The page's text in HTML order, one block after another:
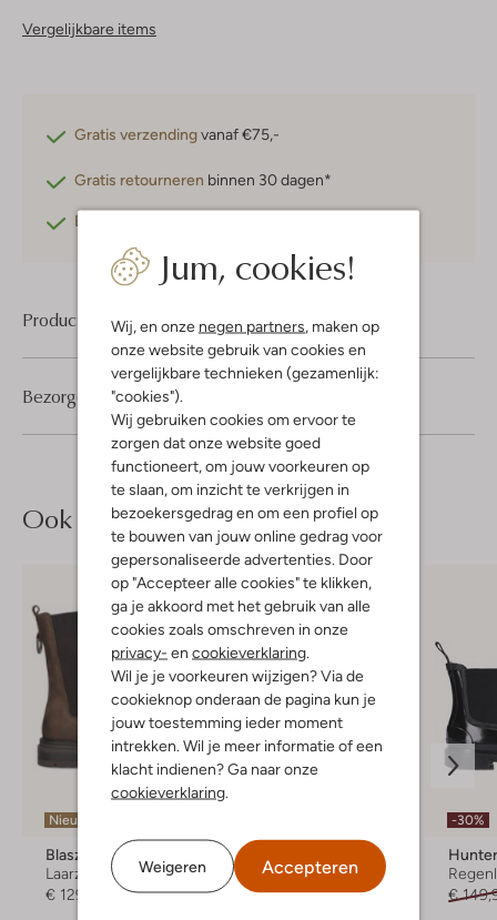
Jum, cookies!
Wij, en onze negen partners, maken op
onze website gebruik van cookies en
vergelijkbare technieken (gezamenlijk:
"cookies").
Wij gebruiken cookies om ervoor te
zorgen dat onze website goed
functioneert, om jouw voorkeuren op
te slaan, om inzicht te verkrijgen in
bezoekersgedrag en om een profiel op
te bouwen van jouw online gedrag voor
gepersonaliseerde advertenties. Door
op "Accepteer alle cookies" te klikken,
ga je akkoord met het gebruik van alle
cookies zoals omschreven in onze
privacy- en cookieverklaring.
Wil je je voorkeuren wijzigen? Via de
cookieknop onderaan de pagina kun je
jouw toestemming ieder moment
intrekken. Wil je meer informatie of een
klacht indienen? Ga naar onze
cookieverklaring.
Weigeren Accepteren
Vergelijkbare items
Gratis verzendingvanaf €75,-
Gratis retourneren binnen 30 dagen*
Betaal achteraf
Product informatie
Bezorgen & retourneren
Ook iets voor jou?
Nieuw
Blasz
Laarzen
€ 129,99
Regenlaarzen
€ 89,95
-30%
€